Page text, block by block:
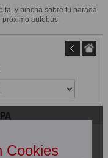
y pincha sobre tu parada
autobús.